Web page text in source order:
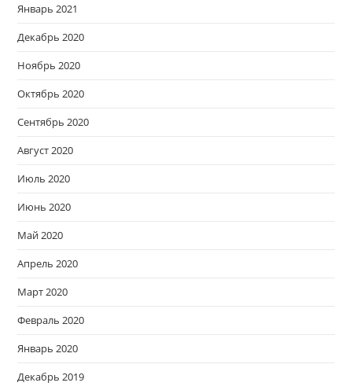
Январь 2021
Декабрь 2020
Ноябрь 2020
Октябрь 2020
Сентябрь 2020
Август 2020
Июль 2020
Июнь 2020
Май 2020
Апрель 2020
Март 2020
Февраль 2020
Январь 2020
Декабрь 2019